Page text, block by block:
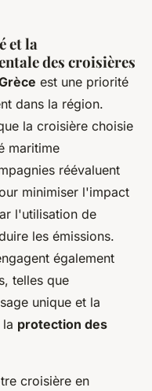
et la
des croisières
est une priorité
dans la région.
la croisière choisie
maritime
réévaluent
minimiser l'impact
l'utilisation de
les émissions.
également
telles que
unique et la
protection des
croisière en